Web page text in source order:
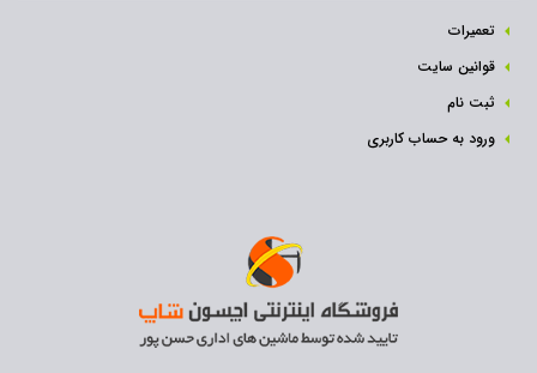
تعمیرات
قوانین سایت
ثبت نام‌
ورود به حساب کاربری